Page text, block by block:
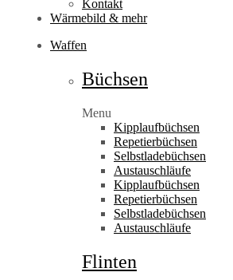
Kontakt
Wärmebild & mehr
Waffen
Büchsen
Menu
Kipplaufbüchsen
Repetierbüchsen
Selbstladebüchsen
Austauschläufe
Kipplaufbüchsen
Repetierbüchsen
Selbstladebüchsen
Austauschläufe
Flinten